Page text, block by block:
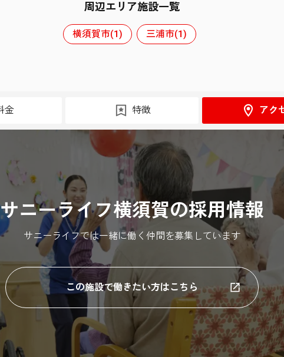
周辺エリア施設一覧
横須賀市(1) 三浦市(1)
金 特徴 アク
サニーライフ横須賀の採用情報
サニーライフでは一緒に働く仲間を募集しています
この施設で働きたい方はこちら